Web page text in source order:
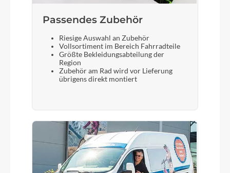
Passendes Zubehör
Riesige Auswahl an Zubehör
Vollsortiment im Bereich Fahrradteile
Größte Bekleidungsabteilung der
Region
Zubehör am Rad wird vor Lieferung
übrigens direkt montiert